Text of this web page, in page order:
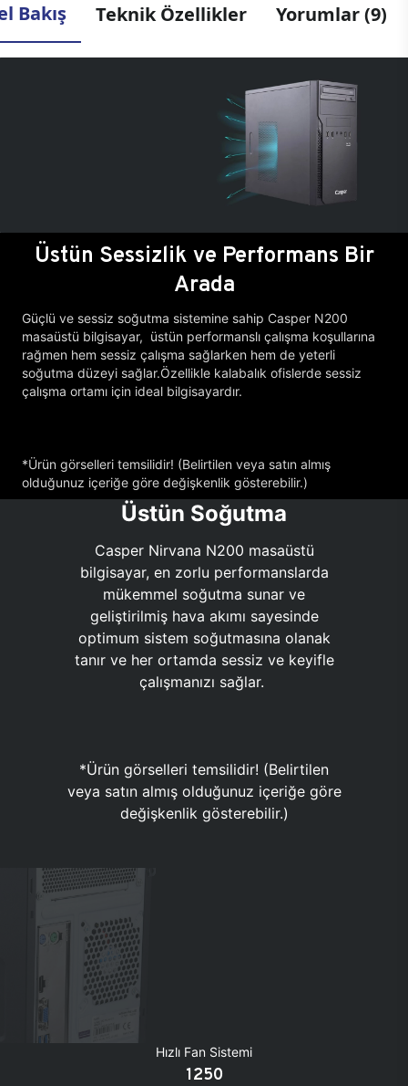
Bakış Teknik Özellikler Yorumlar (9)
Üstün Sessizlik ve Performans Bir
Arada
Güçlü ve sessiz soğutma sistemine sahip Casper N200
masaüstü bilgisayar, üstün performanslı çalışma koşullarına
rağmen hem sessiz çalışma sağlarken hem de yeterli
soğutma düzeyi sağlar.Özellikle kalabalık ofislerde sessiz
çalışma ortamı için ideal bilgisayardır.
*Ürün görselleri temsilidir! (Belirtilen veya satın almış
olduğunuz içeriğe göre değişkenlik gösterebilir.)
Üstün Soğutma
Casper Nirvana N200 masaüstü
bilgisayar, en zorlu performanslarda
mükemmel soğutma sunar ve
geliştirilmiş hava akımı sayesinde
optimum sistem soğutmasına olanak
tanır ve her ortamda sessiz ve keyifle
çalışmanızı sağlar.
*Ürün görselleri temsilidir! (Belirtilen
veya satın almış olduğunuz içeriğe göre
değişkenlik gösterebilir.)
Hızlı Fan Sistemi
1250